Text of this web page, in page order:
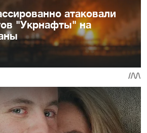
атаковали
"Укрнафты" на